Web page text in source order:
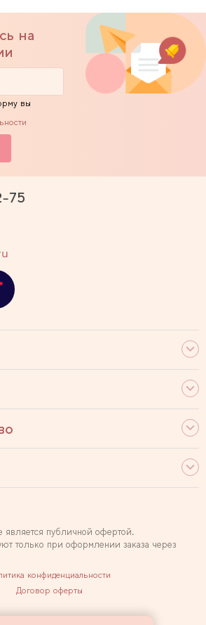
на
вы
75
является публичной офертой.
только при оформлении заказа через
конфиденциальности
Договор оферты